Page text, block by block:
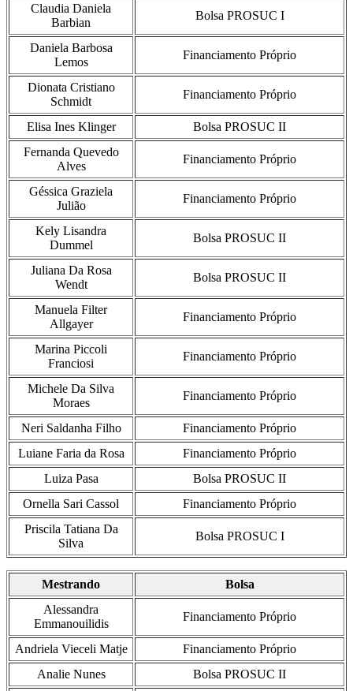
Claudia Daniela
Barbian
Bolsa PROSUC I
Daniela Barbosa
Lemos
Financiamento Próprio
Dionata Cristiano
Schmidt
Financiamento Próprio
Elisa Ines Klinger
Bolsa PROSUC II
Fernanda Quevedo
Alves
Financiamento Próprio
Géssica Graziela
Julião
Financiamento Próprio
Kely Lisandra
Dummel
Bolsa PROSUC II
Juliana Da Rosa
Wendt
Bolsa PROSUC II
Manuela Filter
Allgayer
Financiamento Próprio
Marina Piccoli
Franciosi
Financiamento Próprio
Michele Da Silva
Moraes
Financiamento Próprio
Neri Saldanha Filho
Financiamento Próprio
Luiane Faria da Rosa
Financiamento Próprio
Luiza Pasa
Bolsa PROSUC II
Ornella Sari Cassol
Financiamento Próprio
Priscila Tatiana Da
Silva
Bolsa PROSUC I
Mestrando
Bolsa
Alessandra
Emmanouilidis
Financiamento Próprio
Andriela Vieceli Matje
Financiamento Próprio
Analie Nunes
Bolsa PROSUC II